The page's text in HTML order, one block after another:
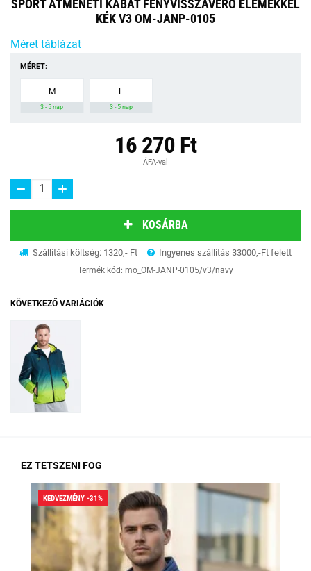
SPORT ÁTMENETI KABÁT FÉNYVISSZAVERŐ ELEMEKKEL
KÉK V3 OM-JANP-0105
Méret táblázat
MÉRET:
M
3 - 5 nap
L
3 - 5 nap
16 270 Ft
ÁFA-val
KOSÁRBA
Szállítási költség: 1320,- Ft Ingyenes szállítás 33000,-Ft felett
Termék kód: mo_OM-JANP-0105/v3/navy
KÖVETKEZŐ VARIÁCIÓK
EZ TETSZENI FOG
KEDVEZMÉNY -31%